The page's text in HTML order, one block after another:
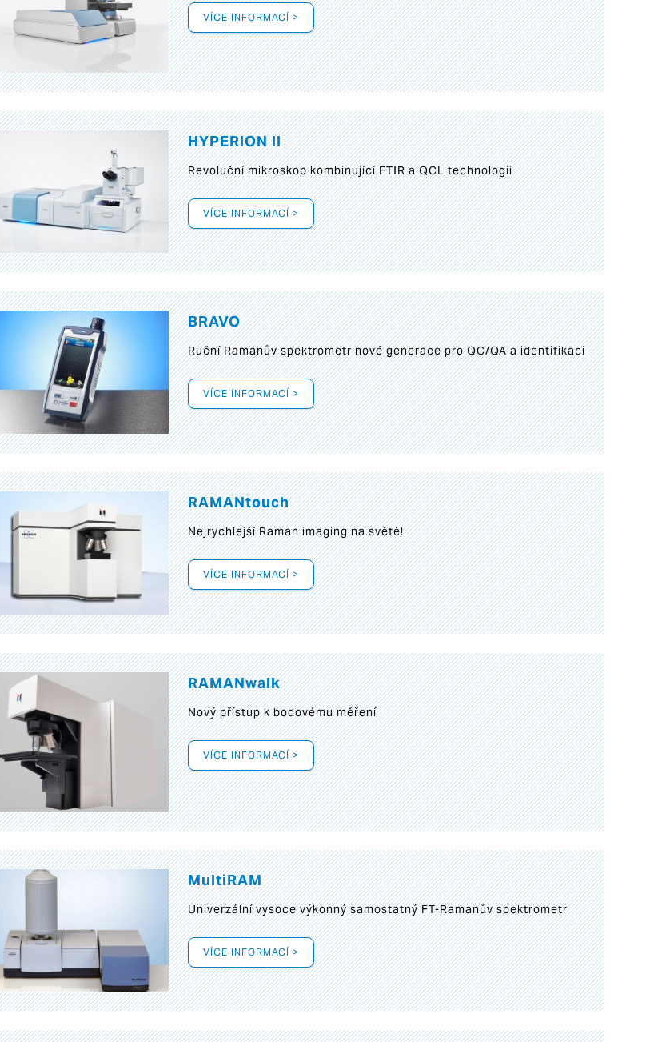
VÍCE INFORMACÍ >
HYPERION II
Revoluční mikroskop kombinující FTIR a QCL technologii
VÍCE INFORMACÍ >
BRAVO
Ruční Ramanův spektrometr nové generace pro QC/QA a identifikaci
VÍCE INFORMACÍ >
RAMANtouch
Nejrychlejší Raman imaging na světě!
VÍCE INFORMACÍ >
RAMANwalk
Nový přístup k bodovému měření
VÍCE INFORMACÍ >
MultiRAM
Univerzální vysoce výkonný samostatný FT-Ramanův spektrometr
VÍCE INFORMACÍ >